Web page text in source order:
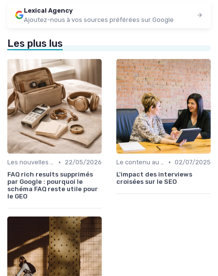
Lexical Agency
Ajoutez-nous à vos sources préférées sur Google
Les plus lus
Les nouvelles règles du SEO éditorial •
22/05/2026
FAQ rich results supprimés
par Google : pourquoi le
schéma FAQ reste utile pour
le GEO
Le contenu au service du référencement • 02/07/2025
L'impact des interviews
croisées sur le SEO